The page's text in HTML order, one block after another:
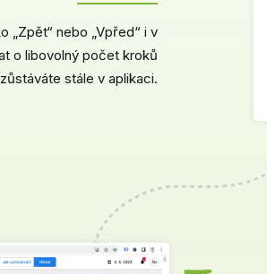
„Zpět“ nebo „Vpřed“ i v
o libovolný počet kroků
stále v aplikaci.